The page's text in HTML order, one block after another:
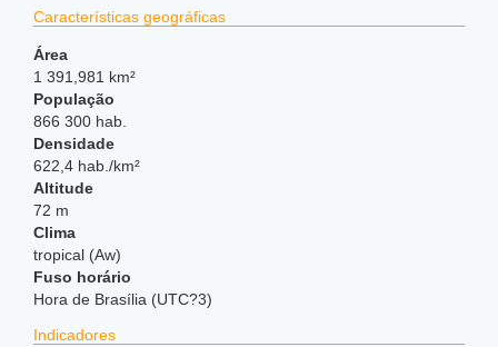
Características geográficas
Área
1 391,981 km²
População
866 300 hab.
Densidade
622,4 hab./km²
Altitude
72 m
Clima
tropical (Aw)
Fuso horário
Hora de Brasília (UTC?3)
Indicadores